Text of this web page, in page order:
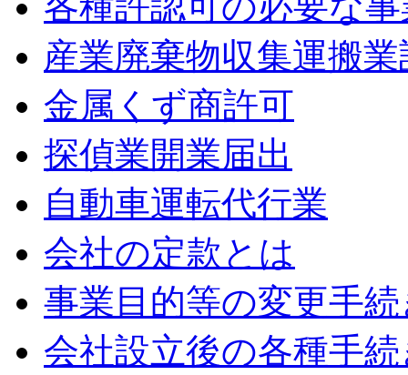
産業廃棄物収集運搬
金属くず商許可
探偵業開業届出
自動車運転代行業
会社の定款とは
事業目的等の変更手
会社設立後の各種手